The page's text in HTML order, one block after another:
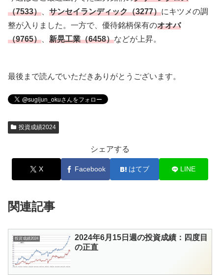
（7533）
サンセイランディック（3277）にキツメの調
整が入りました。一方で、優待銘柄保有のオオバ
（9765）
新晃工業（6458）などが上昇。
最後まで読んでいただきありがとうございます。
投資成績2024
シェアする
X Facebook はてブ LINE
関連記事
投資成績2024
2024年6月15日週の投資成績：四度目
の正直